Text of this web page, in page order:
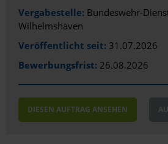
Vergabestelle: Bundeswehr-
Wilhelmshaven
Veröffentlicht seit: 31.07.2026
Bewerbungsfrist: 26.08.2026
DIESEN AUFTRAG ANSEHEN